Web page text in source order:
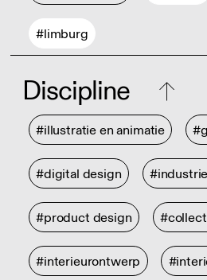
#limburg
Discipline
#illustratie en animatie
#digital design
#product design
#interieurontwerp